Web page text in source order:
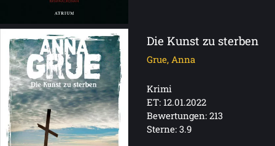
Die Kunst zu sterben
Grue, Anna
Krimi
ET: 12.01.2022
Bewertungen: 213
Sterne: 3.9